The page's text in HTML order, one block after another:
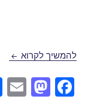
להמשיך לקרוא
F
M